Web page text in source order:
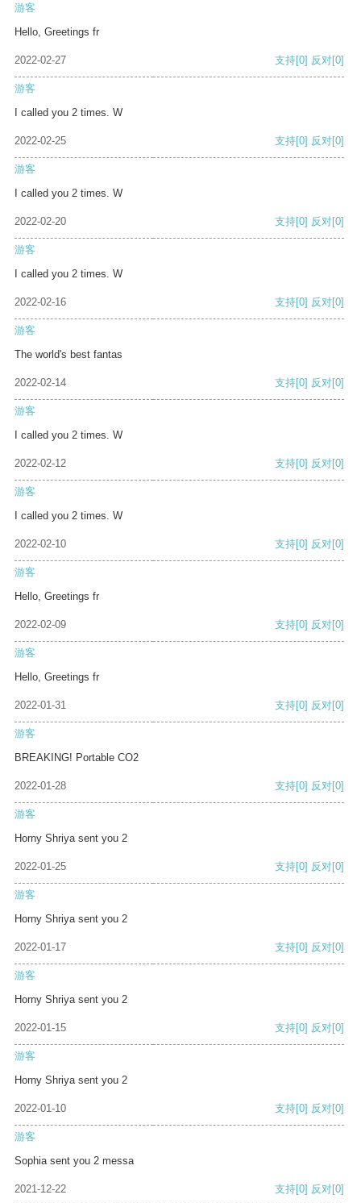
游客
Hello, Greetings fr
2022-02-27 支持[0] 反对[0]
游客
I called you 2 times. W
2022-02-25 支持[0] 反对[0]
游客
I called you 2 times. W
2022-02-20 支持[0] 反对[0]
游客
I called you 2 times. W
2022-02-16 支持[0] 反对[0]
游客
The world's best fantas
2022-02-14 支持[0] 反对[0]
游客
I called you 2 times. W
2022-02-12 支持[0] 反对[0]
游客
I called you 2 times. W
2022-02-10 支持[0] 反对[0]
游客
Hello, Greetings fr
2022-02-09 支持[0] 反对[0]
游客
Hello, Greetings fr
2022-01-31 支持[0] 反对[0]
游客
BREAKING! Portable CO2
2022-01-28 支持[0] 反对[0]
游客
Horny Shriya sent you 2
2022-01-25 支持[0] 反对[0]
游客
Horny Shriya sent you 2
2022-01-17 支持[0] 反对[0]
游客
Horny Shriya sent you 2
2022-01-15 支持[0] 反对[0]
游客
Horny Shriya sent you 2
2022-01-10 支持[0] 反对[0]
游客
Sophia sent you 2 messa
2021-12-22 支持[0] 反对[0]